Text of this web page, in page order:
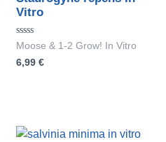
Vitro
Bewertet
0
Moose & 1-2 Grow! In Vitro
6,99 €